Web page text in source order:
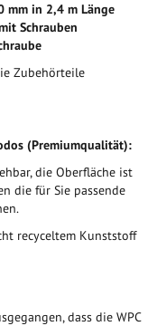
mm in 2,4 m Länge
Schrauben
Zubehörteile
(Premiumqualität):
die Oberfläche ist
die für Sie passende
recyceltem Kunststoff
dass die WPC